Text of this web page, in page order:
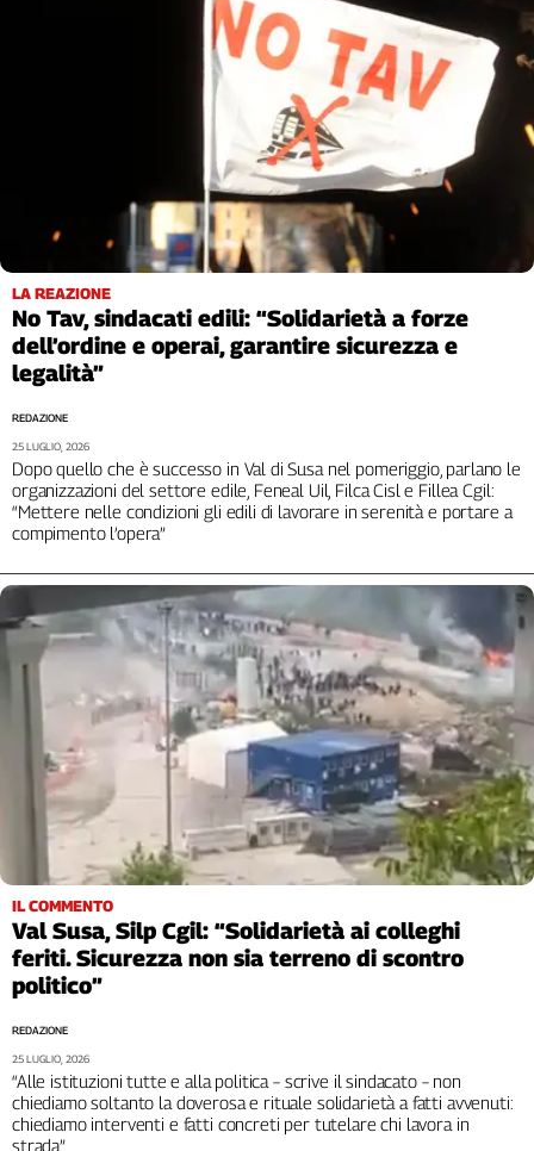
Sardegna
Sicilia
Toscana
Trentino
Umbria
D'Aosta
Veneto
Archivio
Storico
1955-
Cerca
Contatti
La
redazione
Newsletter
Social
LA REAZIONE
No Tav, sindacati edili: “Solidarietà a forze
dell’ordine e operai, garantire sicurezza e
legalità”
Dopo quello che è successo in Val di Susa nel pomeriggio, parlano le
organizzazioni del settore edile, Feneal Uil, Filca Cisl e Fillea Cgil:
“Mettere nelle condizioni gli edili di lavorare in serenità e portare a
compimento l’opera”
REDAZIONE
25 LUGLIO, 2026
IL COMMENTO
Val Susa, Silp Cgil: “Solidarietà ai colleghi
feriti. Sicurezza non sia terreno di scontro
politico”
“Alle istituzioni tutte e alla politica – scrive il sindacato – non
chiediamo soltanto la doverosa e rituale solidarietà a fatti avvenuti:
chiediamo interventi e fatti concreti per tutelare chi lavora in
strada”
REDAZIONE
25 LUGLIO, 2026